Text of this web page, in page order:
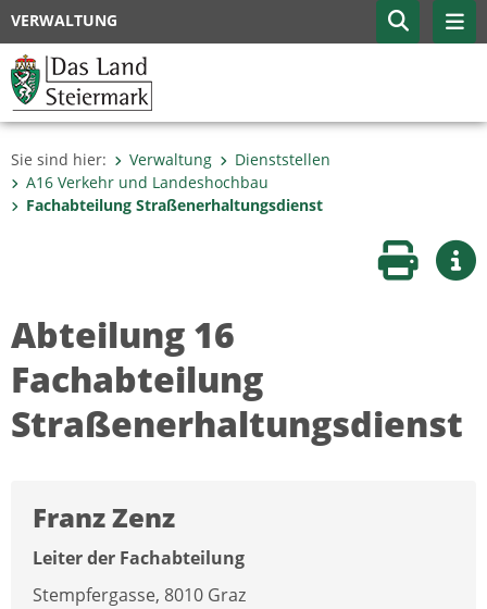
VERWALTUNG
Sie sind hier: Verwaltung
Dienststellen
A16 Verkehr und Landeshochbau
Fachabteilung Straßen­erhaltungsdienst
Seite
Abteilung 16
Fachabteilung
Straßenerhaltungsdienst
Franz Zenz
Leiter der Fachabteilung
Stempfergasse, 8010 Graz